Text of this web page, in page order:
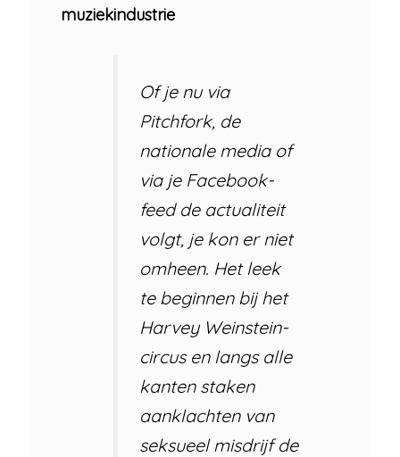
muziekindustrie
Of je nu via
Pitchfork, de
nationale media of
via je Facebook-
feed de actualiteit
volgt, je kon er niet
omheen. Het leek
te beginnen bij het
Harvey Weinstein-
circus en langs alle
kanten staken
aanklachten van
seksueel misdrijf de